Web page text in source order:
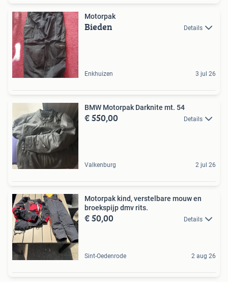
Motorpak
Bieden Details
Enkhuizen 3 jul 26
BMW Motorpak Darknite mt. 54
€ 550,00 Details
Valkenburg 2 jul 26
Motorpak kind, verstelbare mouw en
broekspijp dmv rits.
€ 50,00 Details
Sint-Oedenrode 2 aug 26